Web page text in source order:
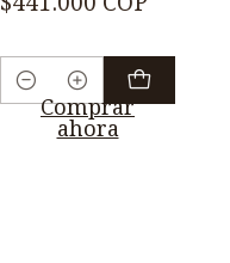
Cantidad
Comprar
ahora